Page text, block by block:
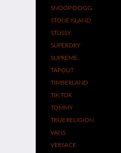
SNOOP DOGG
STONE ISLAND
STÜSSY
SUPERDRY
SUPREME
TAPOUT
TIMBERLAND
TIK TOK
TOMMY
TRUE RELIGION
VANS
VERSACE